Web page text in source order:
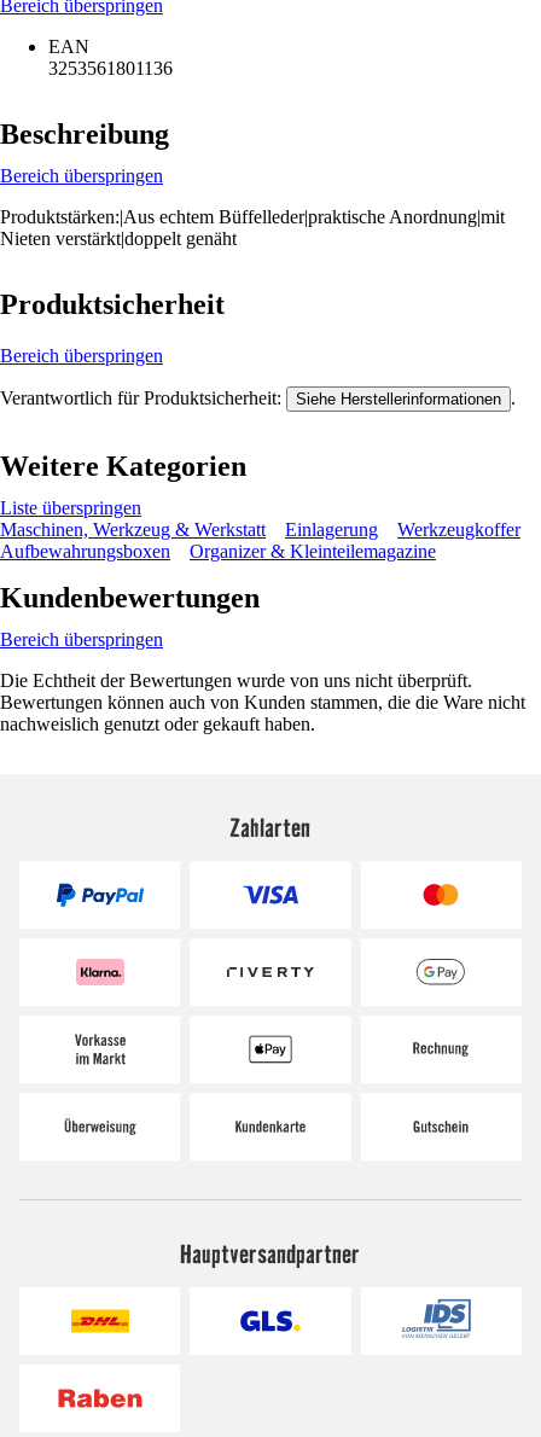
Bereich überspringen
EAN
3253561801136
Beschreibung
Bereich überspringen
Produktstärken:|Aus echtem Büffelleder|praktische Anordnung|mit
Nieten verstärkt|doppelt genäht
Produktsicherheit
Bereich überspringen
Verantwortlich für Produktsicherheit: Siehe Herstellerinformationen .
Weitere Kategorien
Liste überspringen
Maschinen, Werkzeug & Werkstatt
Einlagerung
Werkzeugkoffer
Aufbewahrungsboxen
Organizer & Kleinteilemagazine
Kundenbewertungen
Bereich überspringen
Die Echtheit der Bewertungen wurde von uns nicht überprüft.
Bewertungen können auch von Kunden stammen, die die Ware nicht
nachweislich genutzt oder gekauft haben.
Zahlarten
Hauptversandpartner